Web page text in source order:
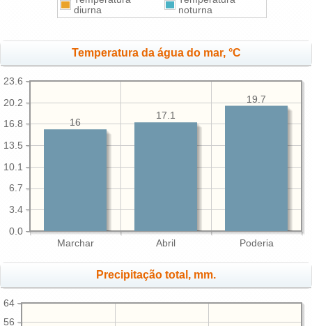
diurna
noturna
Temperatura da água do mar, °C
Marchar Abril Poderia
0.0
3.4
6.7
10.1
13.5
16.8
20.2
23.6
19.7
17.1
16
Precipitação total, mm.
56
64